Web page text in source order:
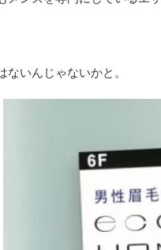
いんじゃないかと。